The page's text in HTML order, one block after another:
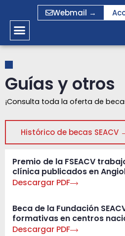
contenido
Webmail →
Guías y otros
¡Consulta toda la oferta de
Histórico de becas SEACV
Premio de la FSEACV
clínica publicados en
Descargar PDF
Beca de la Fundación
formativas en centros
Descargar PDF